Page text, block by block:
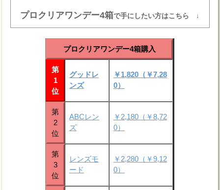
プロクリアワンデー4箱で手にしたい方はこちら ↓
プロクリアワンデー4箱購入
第
1
位
グッドレ
ンズ
￥1,820（￥7,28
0）
第
2
位
ABCレン
ズ
￥2,180（￥8,72
0）
第
3
位
レンズモ
ード
￥2,280（￥9,12
0）